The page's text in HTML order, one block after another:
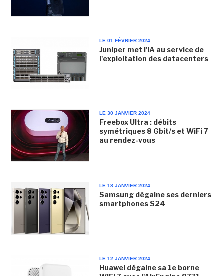
LE 01 FÉVRIER 2024
Juniper met l'IA au service de
l'exploitation des datacenters
LE 30 JANVIER 2024
Freebox Ultra : débits
symétriques 8 Gbit/s et WiFi 7
au rendez-vous
LE 18 JANVIER 2024
Samsung dégaine ses derniers
smartphones S24
LE 12 JANVIER 2024
Huawei dégaine sa 1e borne